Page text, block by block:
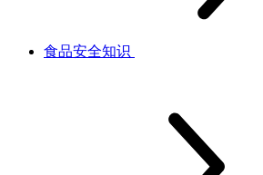
食品安全知识